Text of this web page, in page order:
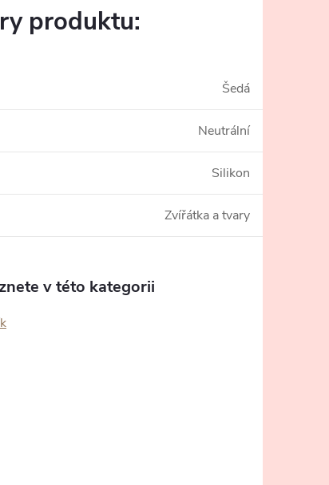
produktu:
Šedá
Neutrální
Silikon
Zvířátka a tvary
v této kategorii